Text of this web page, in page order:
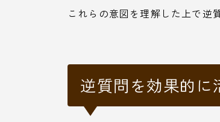
これらの意図を理解した上で逆
逆質問を効果的に